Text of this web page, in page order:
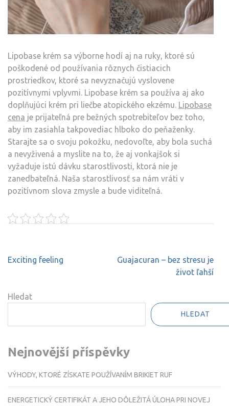
Lipobase krém sa výborne hodí aj na ruky, ktoré sú
poškodené od používania rôznych čistiacich
prostriedkov, ktoré sa nevyznačujú vyslovene
pozitívnymi vplyvmi. Lipobase krém sa používa aj ako
doplňujúci krém pri liečbe atopického ekzému. Lipobase
cena je prijateľná pre bežných spotrebiteľov bez toho,
aby im zasiahla takpovediac hlboko do peňaženky.
Starajte sa o svoju pokožku, nedovoľte, aby bola suchá
a nevyživená a myslite na to, že aj vonkajšok si
vyžaduje istú dávku starostlivosti, ktorá nie je
zanedbateľná. Naša starostlivosť sa nám vráti v
pozitívnom slova zmysle a bude viditeľná.
Navigace
Exciting feeling
Guajacuran – bez stresu je
život ľahší
Hledat
HLEDAT
Nejnovější příspěvky
VÝHODY, KTORÉ ZÍSKATE POUŽÍVANÍM BRIKIET RUF
ENERGETICKÝ CERTIFIKÁT A JEHO DÔLEŽITÁ ÚLOHA PRI NOVEJ